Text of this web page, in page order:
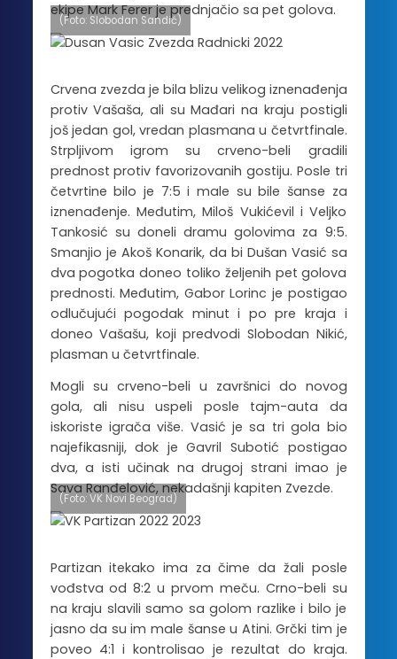
ekipe Mark Ferer je prednjačio sa pet golova.
(Foto: Slobodan Sandić)
Crvena zvezda je bila blizu velikog iznenađenja
protiv Vašaša, ali su Mađari na kraju postigli
još jedan gol, vredan plasmana u četvrtfinale.
Strpljivom igrom su crveno-beli gradili
prednost protiv favorizovanih gostiju. Posle tri
četvrtine bilo je 7:5 i male su bile šanse za
iznenađenje. Međutim, Miloš Vukićevil i Veljko
Tankosić su doneli dramu golovima za 9:5.
Smanjio je Akoš Konarik, da bi Dušan Vasić sa
dva pogotka doneo toliko željenih pet golova
prednosti. Međutim, Gabor Lorinc je postigao
odlučujući pogodak minut i po pre kraja i
doneo Vašašu, koji predvodi Slobodan Nikić,
plasman u četvrtfinale.
Mogli su crveno-beli u završnici do novog
gola, ali nisu uspeli posle tajm-auta da
iskoriste igrača više. Vasić je sa tri gola bio
najefikasniji, dok je Gavril Subotić postigao
dva, a isti učinak na drugoj strani imao je
Sava Ranđelović, nekadašnji kapiten Zvezde.
(Foto: VK Novi Beograd)
Partizan itekako ima za čime da žali posle
vođstva od 8:2 u prvom meču. Crno-beli su
na kraju slavili samo sa golom razlike i bilo je
jasno da su im male šanse u Atini. Grčki tim je
poveo 4:1 i kontrolisao je rezultat do kraja.